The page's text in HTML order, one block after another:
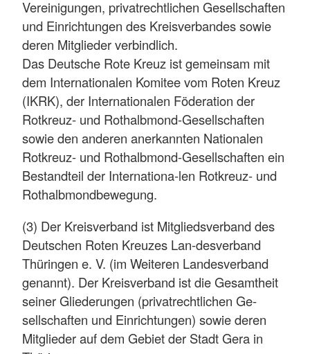
Vereinigungen, privatrechtlichen Gesellschaften
und Einrichtungen des Kreisverbandes sowie
deren Mitglieder verbindlich.
Das Deutsche Rote Kreuz ist gemeinsam mit
dem Internationalen Komitee vom Roten Kreuz
(IKRK), der Internationalen Föderation der
Rotkreuz- und Rothalbmond-Gesellschaften
sowie den anderen anerkannten Nationalen
Rotkreuz- und Rothalbmond-Gesellschaften ein
Bestandteil der Internationa-len Rotkreuz- und
Rothalbmondbewegung.
(3) Der Kreisverband ist Mitgliedsverband des
Deutschen Roten Kreuzes Lan-desverband
Thüringen e. V. (im Weiteren Landesverband
genannt). Der Kreisverband ist die Gesamtheit
seiner Gliederungen (privatrechtlichen Ge-
sellschaften und Einrichtungen) sowie deren
Mitglieder auf dem Gebiet der Stadt Gera in